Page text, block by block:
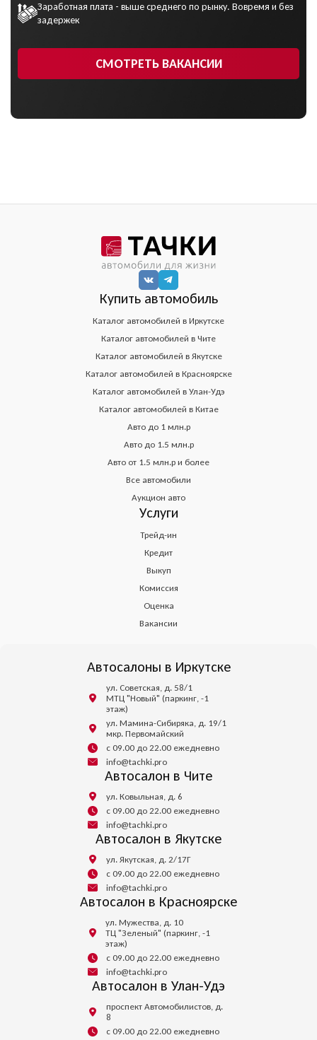
Заработная плата - выше среднего по рынку. Вовремя и без
задержек
СМОТРЕТЬ ВАКАНСИИ
Купить автомобиль
Каталог автомобилей в Иркутске
Каталог автомобилей в Чите
Каталог автомобилей в Якутске
Каталог автомобилей в Красноярске
Каталог автомобилей в Улан-Удэ
Каталог автомобилей в Китае
Авто до 1 млн.р
Авто до 1.5 млн.р
Авто от 1.5 млн.р и более
Все автомобили
Аукцион авто
Услуги
Трейд-ин
Кредит
Выкуп
Комиссия
Оценка
Вакансии
Автосалоны в Иркутске
ул. Советская, д. 58/1
МТЦ "Новый" (паркинг, -1
этаж)
ул. Мамина-Сибиряка, д. 19/1
мкр. Первомайский
с 09.00 до 22.00 ежедневно
info@tachki.pro
Автосалон в Чите
ул. Ковыльная, д. 6
с 09.00 до 22.00 ежедневно
info@tachki.pro
Автосалон в Якутске
ул. Якутская, д. 2/17Г
с 09.00 до 22.00 ежедневно
info@tachki.pro
Автосалон в Красноярске
ул. Мужества, д. 10
ТЦ "Зеленый" (паркинг, -1
этаж)
с 09.00 до 22.00 ежедневно
info@tachki.pro
Автосалон в Улан-Удэ
проспект Автомобилистов, д.
8
с 09.00 до 22.00 ежедневно